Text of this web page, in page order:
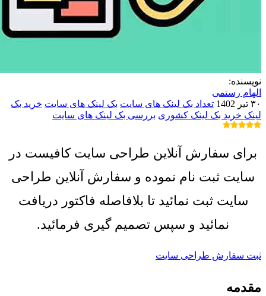
نویسنده:
الهام رستمی
۳۰ تیر 1402
تعداد بک لینک های سایت بک لینک های سایت خرید بک
لینک خرید بک لینک کشوری بررسی بک لینک های سایت
برای سفارش آنلاین طراحی سایت کافیست در
سایت ثبت نام نموده و سفارش آنلاین طراحی
سایت ثبت نمائید تا بلافاصله فاکتور دریافت
نمائید و سپس تصمیم گیری فرمائید.
ثبت سفارش طراحی سایت
مقدمه